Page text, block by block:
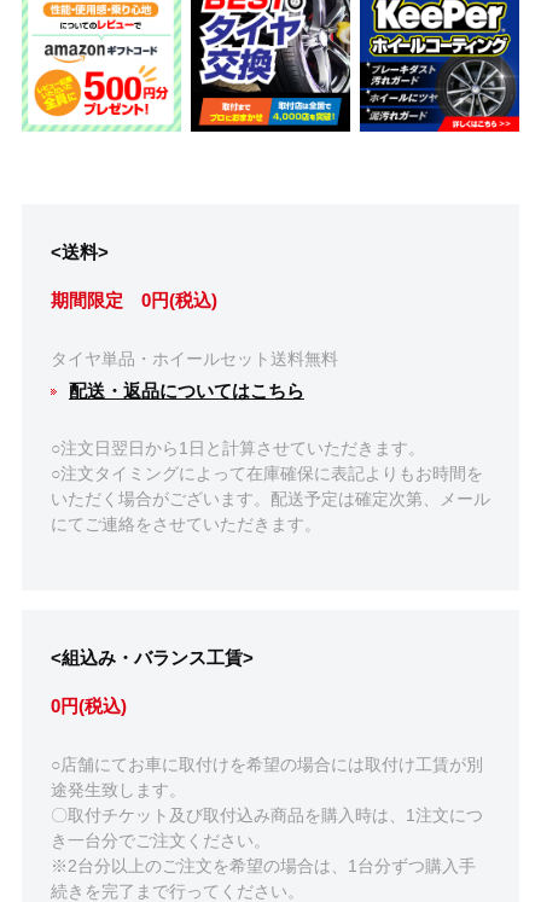
<送料>
期間限定 0円(税込)
タイヤ単品・ホイールセット送料無料
配送・返品についてはこちら
○注文日翌日から1日と計算させていただきます。
○注文タイミングによって在庫確保に表記よりもお時間を
いただく場合がございます。配送予定は確定次第、メール
にてご連絡をさせていただきます。
<組込み・バランス工賃>
0円(税込)
○店舗にてお車に取付けを希望の場合には取付け工賃が別
途発生致します。
〇取付チケット及び取付込み商品を購入時は、1注文につ
き一台分でご注文ください。
※2台分以上のご注文を希望の場合は、1台分ずつ購入手
続きを完了まで行ってください。